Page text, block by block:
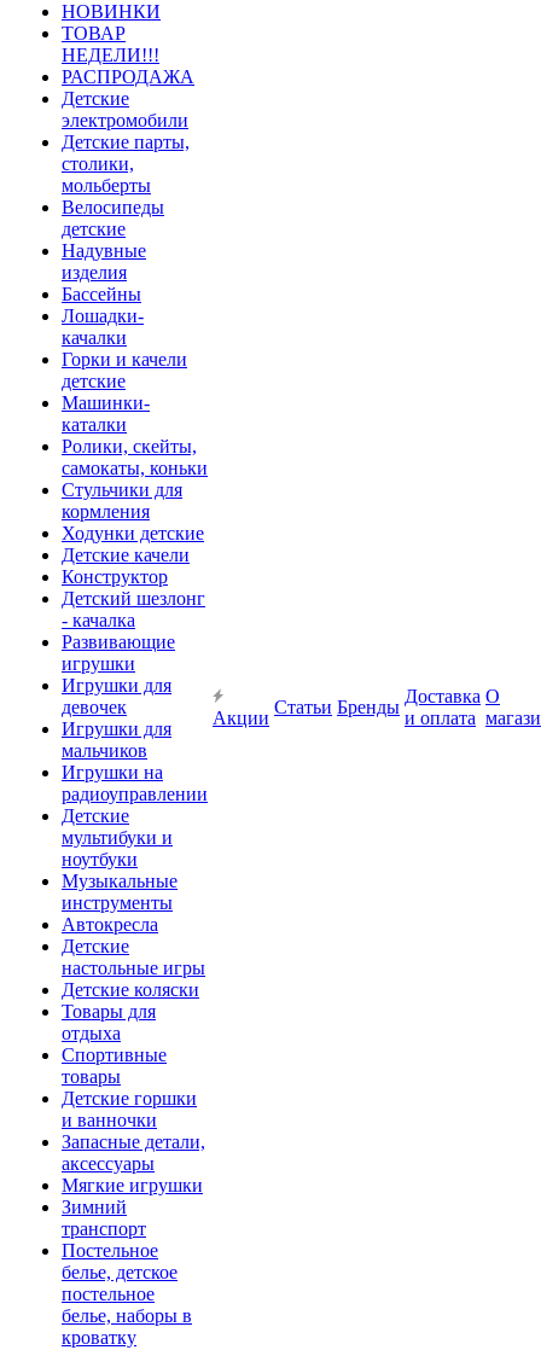
НОВИНКИ
ТОВАР
НЕДЕЛИ!!!
РАСПРОДАЖА
Детские
электромобили
Детские парты,
столики,
мольберты
Велосипеды
детские
Надувные
изделия
Бассейны
Лошадки-
качалки
Горки и качели
детские
Машинки-
каталки
Ролики, скейты,
самокаты, коньки
Стульчики для
кормления
Ходунки детские
Детские качели
Конструктор
Детский шезлонг
- качалка
Развивающие
игрушки
Игрушки для
девочек
Игрушки для
мальчиков
Игрушки на
радиоуправлении
Детские
мультибуки и
ноутбуки
Музыкальные
инструменты
Автокресла
Детские
настольные игры
Детские коляски
Товары для
отдыха
Спортивные
товары
Детские горшки
и ванночки
Запасные детали,
аксессуары
Мягкие игрушки
Зимний
транспорт
Постельное
белье, детское
постельное
белье, наборы в
кроватку
Акции
Статьи Бренды
Доставка
и оплата
О